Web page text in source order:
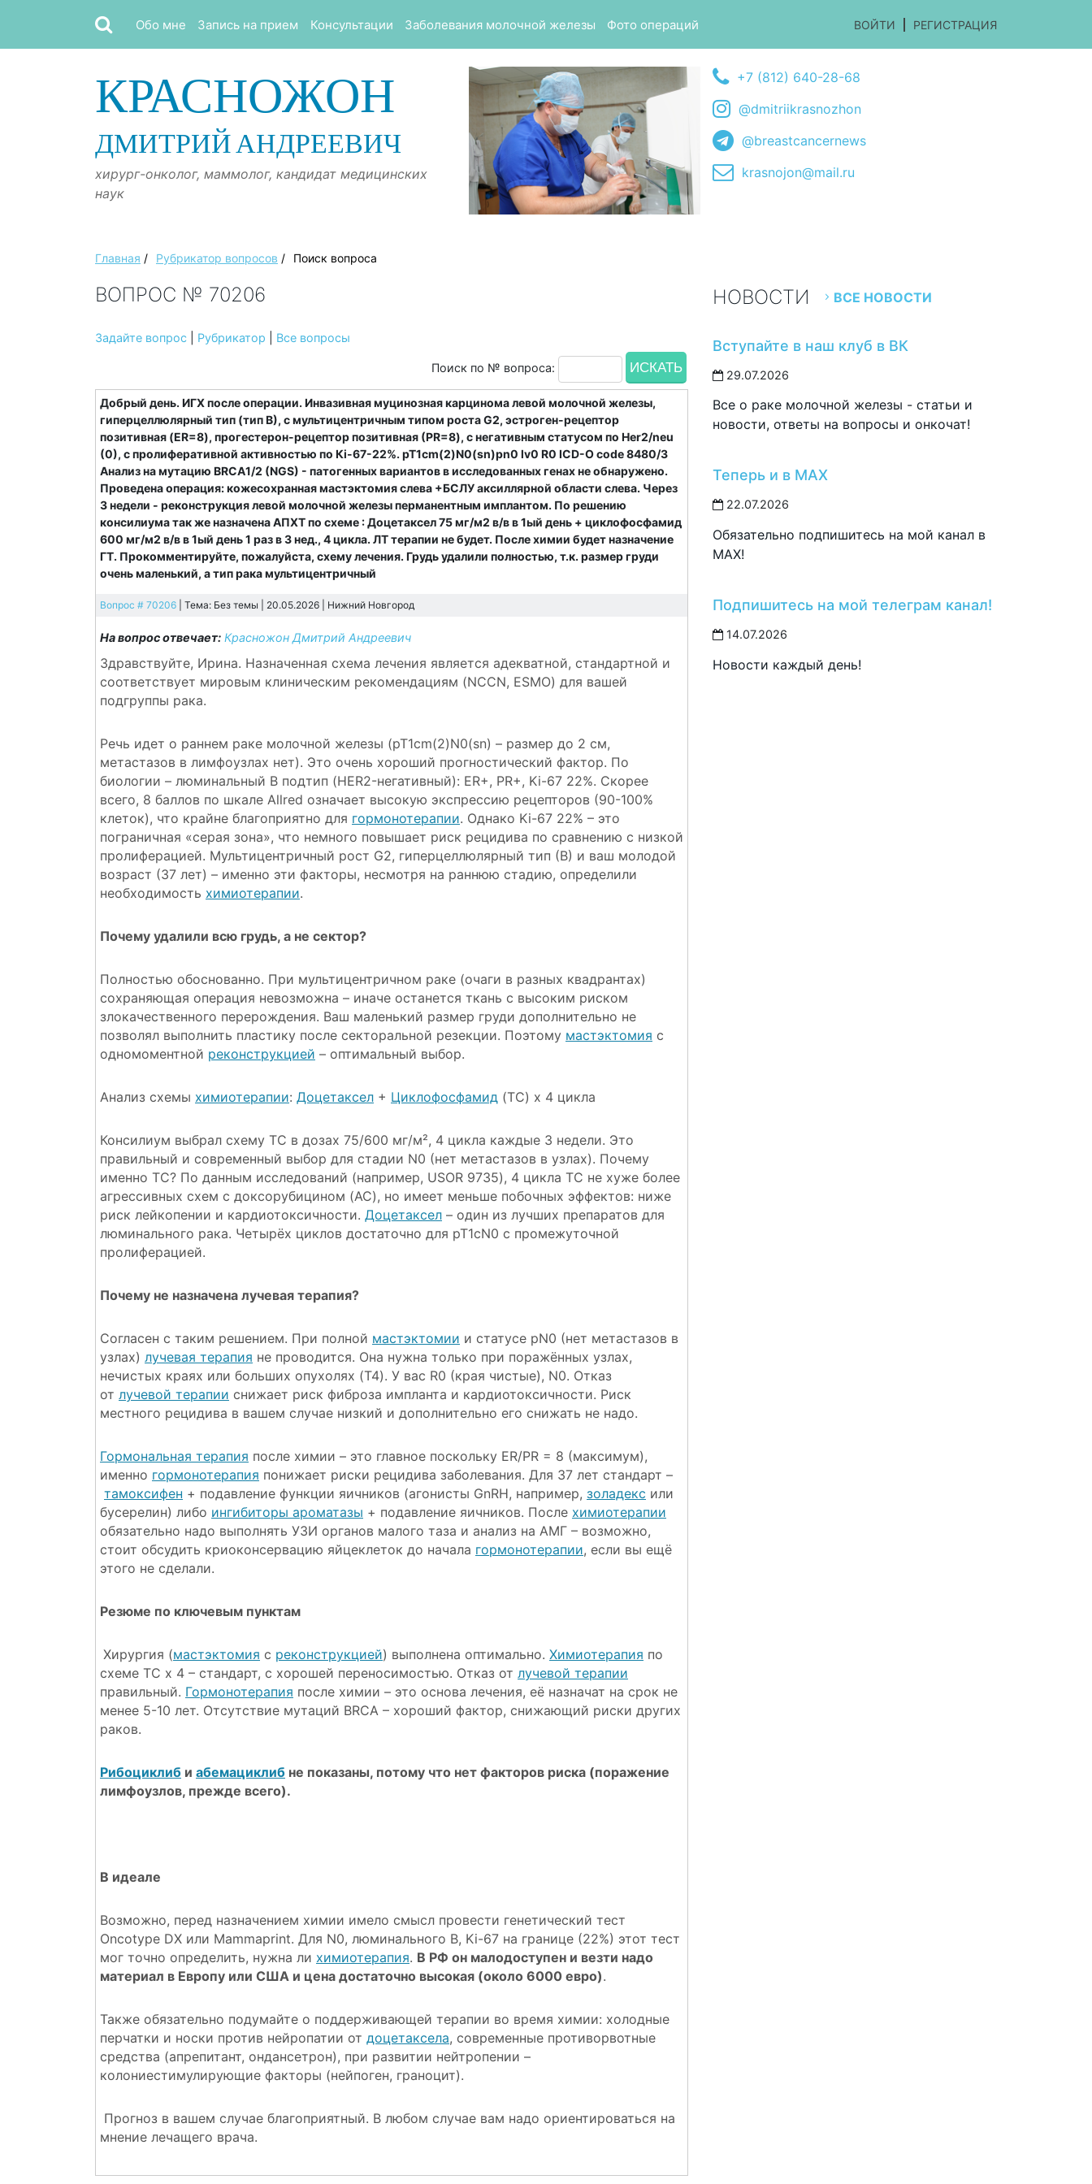
Обо мне Запись на прием Консультации Заболевания молочной железы Фото операций ВОЙТИ РЕГИСТРАЦИЯ
КРАСНОЖОН
ДМИТРИЙ АНДРЕЕВИЧ
хирург-онколог, маммолог, кандидат медицинских
наук
+7 (812) 640-28-68
@dmitriikrasnozhon
@breastcancernews
krasnojon@mail.ru
Главная / Рубрикатор вопросов / Поиск вопроса
ВОПРОС № 70206
Задайте вопрос Рубрикатор Все вопросы
Поиск по № вопроса:
Добрый день. ИГХ после операции. Инвазивная муцинозная карцинома левой молочной железы,
гиперцеллюлярный тип (тип В), с мультицентричным типом роста G2, эстроген-рецептор
позитивная (ER=8), прогестерон-рецептор позитивная (РR=8), с негативным статусом по Her2/neu
(0), с пролиферативной активностью по Кi-67-22%. pT1cm(2)N0(sn)pn0 lv0 R0 ICD-O code 8480/3
Анализ на мутацию BRCA1/2 (NGS) - патогенных вариантов в исследованных генах не обнаружено.
Проведена операция: кожесохранная мастэктомия слева +БСЛУ аксиллярной области слева. Через
3 недели - реконструкция левой молочной железы перманентным имплантом. По решению
консилиума так же назначена АПХТ по схеме : Доцетаксел 75 мг/м2 в/в в 1ый день + циклофосфамид
600 мг/м2 в/в в 1ый день 1 раз в 3 нед., 4 цикла. ЛТ терапии не будет. После химии будет назначение
ГТ. Прокомментируйте, пожалуйста, схему лечения. Грудь удалили полностью, т.к. размер груди
очень маленький, а тип рака мультицентричный
Вопрос # 70206 | Тема: Без темы | 20.05.2026 | Нижний Новгород
На вопрос отвечает: Красножон Дмитрий Андреевич
Здравствуйте, Ирина. Назначенная схема лечения является адекватной, стандартной и
соответствует мировым клиническим рекомендациям (NCCN, ESMO) для вашей
подгруппы рака.
Речь идет о раннем раке молочной железы (pT1cm(2)N0(sn) – размер до 2 см,
метастазов в лимфоузлах нет). Это очень хороший прогностический фактор. По
биологии – люминальный B подтип (HER2-негативный): ER+, PR+, Ki-67 22%. Скорее
всего, 8 баллов по шкале Allred означает высокую экспрессию рецепторов (90-100%
клеток), что крайне благоприятно для гормонотерапии. Однако Ki-67 22% – это
пограничная «серая зона», что немного повышает риск рецидива по сравнению с низкой
пролиферацией. Мультицентричный рост G2, гиперцеллюлярный тип (В) и ваш молодой
возраст (37 лет) – именно эти факторы, несмотря на раннюю стадию, определили
необходимость химиотерапии.
Почему удалили всю грудь, а не сектор?
Полностью обоснованно. При мультицентричном раке (очаги в разных квадрантах)
сохраняющая операция невозможна – иначе останется ткань с высоким риском
злокачественного перерождения. Ваш маленький размер груди дополнительно не
позволял выполнить пластику после секторальной резекции. Поэтому мастэктомия с
одномоментной реконструкцией – оптимальный выбор.
Анализ схемы химиотерапии: Доцетаксел + Циклофосфамид (TC) x 4 цикла
Консилиум выбрал схему TC в дозах 75/600 мг/м², 4 цикла каждые 3 недели. Это
правильный и современный выбор для стадии N0 (нет метастазов в узлах). Почему
именно TC? По данным исследований (например, USOR 9735), 4 цикла TC не хуже более
агрессивных схем с доксорубицином (AC), но имеет меньше побочных эффектов: ниже
риск лейкопении и кардиотоксичности. Доцетаксел – один из лучших препаратов для
люминального рака. Четырёх циклов достаточно для pT1cN0 с промежуточной
пролиферацией.
Почему не назначена лучевая терапия?
Согласен с таким решением. При полной мастэктомии и статусе pN0 (нет метастазов в
узлах) лучевая терапия не проводится. Она нужна только при поражённых узлах,
нечистых краях или больших опухолях (T4). У вас R0 (края чистые), N0. Отказ
от лучевой терапии снижает риск фиброза импланта и кардиотоксичности. Риск
местного рецидива в вашем случае низкий и дополнительно его снижать не надо.
Гормональная терапия после химии – это главное поскольку ER/PR = 8 (максимум),
именно гормонотерапия понижает риски рецидива заболевания. Для 37 лет стандарт –
тамоксифен + подавление функции яичников (агонисты GnRH, например, золадекс или
бусерелин) либо ингибиторы ароматазы + подавление яичников. После химиотерапии
обязательно надо выполнять УЗИ органов малого таза и анализ на АМГ – возможно,
стоит обсудить криоконсервацию яйцеклеток до начала гормонотерапии, если вы ещё
этого не сделали.
Резюме по ключевым пунктам
Хирургия (мастэктомия с реконструкцией) выполнена оптимально. Химиотерапия по
схеме TC x 4 – стандарт, с хорошей переносимостью. Отказ от лучевой терапии
правильный. Гормонотерапия после химии – это основа лечения, её назначат на срок не
менее 5-10 лет. Отсутствие мутаций BRCA – хороший фактор, снижающий риски других
раков.
Рибоциклиб и абемациклиб не показаны, потому что нет факторов риска (поражение
лимфоузлов, прежде всего).
В идеале
Возможно, перед назначением химии имело смысл провести генетический тест
Oncotype DX или Mammaprint. Для N0, люминального B, Ki-67 на границе (22%) этот тест
мог точно определить, нужна ли химиотерапия. В РФ он малодоступен и везти надо
материал в Европу или США и цена достаточно высокая (около 6000 евро).
Также обязательно подумайте о поддерживающей терапии во время химии: холодные
перчатки и носки против нейропатии от доцетаксела, современные противорвотные
средства (апрепитант, ондансетрон), при развитии нейтропении –
колониестимулирующие факторы (нейпоген, граноцит).
Прогноз в вашем случае благоприятный. В любом случае вам надо ориентироваться на
мнение лечащего врача.
НОВОСТИ ВСЕ НОВОСТИ
Вступайте в наш клуб в ВК
29.07.2026
Все о раке молочной железы - статьи и
новости, ответы на вопросы и онкочат!
Теперь и в MAX
22.07.2026
Обязательно подпишитесь на мой канал в
MAX!
Подпишитесь на мой телеграм канал!
14.07.2026
Новости каждый день!